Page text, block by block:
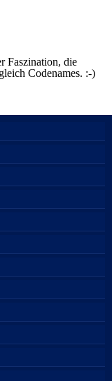
Faszination, die
Codenames. :-)